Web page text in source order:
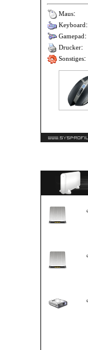
Maus:
Keyboard:
Gamepad:
Drucker:
Sonstiges: